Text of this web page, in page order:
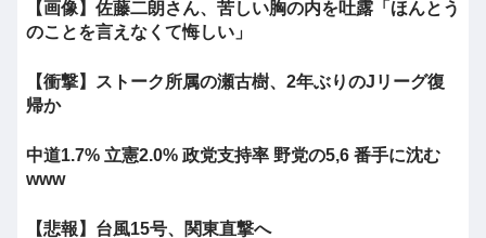
【画像】佐藤二朗さん、苦しい胸の内を吐露「ほんとう
のことを言えなくて悔しい」
【衝撃】ストーク所属の瀬古樹、2年ぶりのJリーグ復
帰か
中道1.7% 立憲2.0% 政党支持率 野党の5,6 番手に沈む
www
【悲報】台風15号、関東直撃へ